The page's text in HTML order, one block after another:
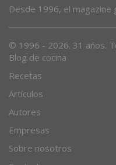
Desde 1996, el
© 1996 - 2026. 31 años.
Blog de cocina
Recetas
Artículos
Autores
Empresas
Sobre nosotros